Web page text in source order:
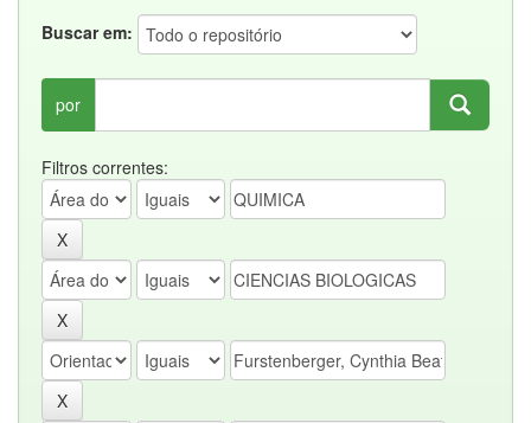
Buscar em:
por
Filtros correntes: